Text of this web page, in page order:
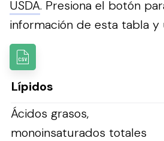
USDA. Presiona el botón
información de esta tabla y
Lípidos
Ácidos grasos,
monoinsaturados totales